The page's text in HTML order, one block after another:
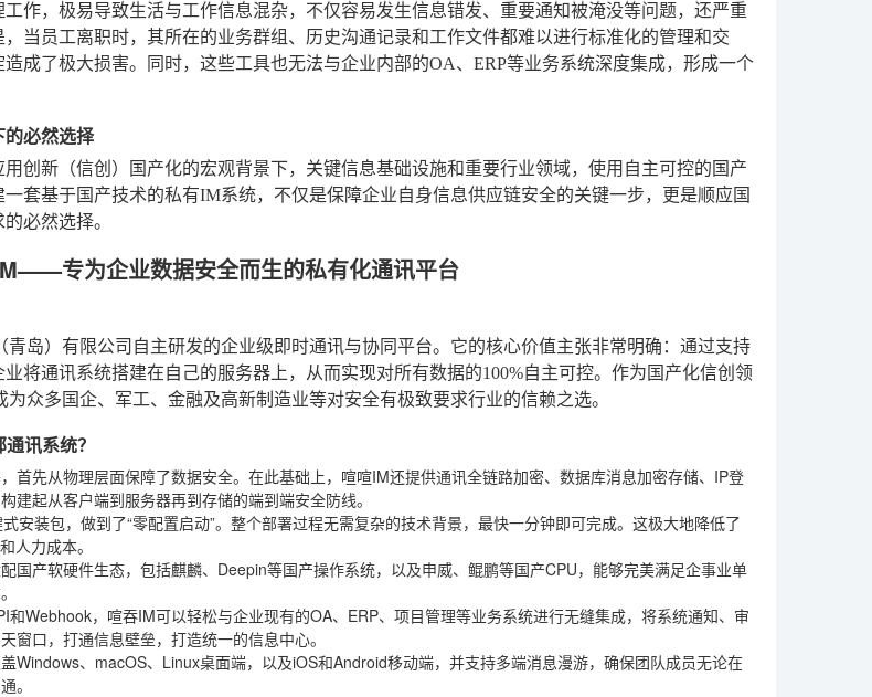
作，极易导致生活与工作信息混杂，不仅容易发生信息错发、重要通知被淹没等问题，还严重
当员工离职时，其所在的业务群组、历史沟通记录和工作文件都难以进行标准化的管理和交
成了极大损害。同时，这些工具也无法与企业内部的OA、ERP等业务系统深度集成，形成一个
必然选择
创新（信创）国产化的宏观背景下，关键信息基础设施和重要行业领域，使用自主可控的国产
套基于国产技术的私有IM系统，不仅是保障企业自身信息供应链安全的关键一步，更是顺应国
必然选择。
专为企业数据安全而生的私有化通讯平台
青岛）有限公司自主研发的企业级即时通讯与协同平台。它的核心价值主张非常明确：通过支持
将通讯系统搭建在自己的服务器上，从而实现对所有数据的100%自主可控。作为国产化信创领
众多国企、军工、金融及高新制造业等对安全有极致要求行业的信赖之选。
讯系统？
首先从物理层面保障了数据安全。在此基础上，喧喧IM还提供通讯全链路加密、数据库消息加密存储、IP登
建起从客户端到服务器再到存储的端到端安全防线。
安装包，做到了“零配置启动”。整个部署过程无需复杂的技术背景，最快一分钟即可完成。这极大地降低了
人力成本。
国产软硬件生态，包括麒麟、Deepin等国产操作系统，以及申威、鲲鹏等国产CPU，能够完美满足企事业单
和Webhook，喧吞IM可以轻松与企业现有的OA、ERP、项目管理等业务系统进行无缝集成，将系统通知、审
窗口，打通信息壁垒，打造统一的信息中心。
Windows、macOS、Linux桌面端，以及iOS和Android移动端，并支持多端消息漫游，确保团队成员无论在
。